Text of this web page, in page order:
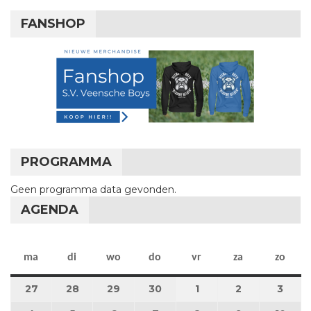
FANSHOP
PROGRAMMA
Geen programma data gevonden.
AGENDA
ma maandag
di dinsdag
wo woensdag
do donderdag
vr vrijdag
za zaterdag
zo
27 27 april 2026
28 28 april 2026
29 29 april 2026
30 30 april 2026
11 mei 2026
2 2 mei 2026
3